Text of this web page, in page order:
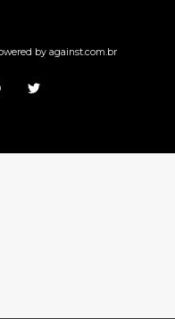
by against.com.br